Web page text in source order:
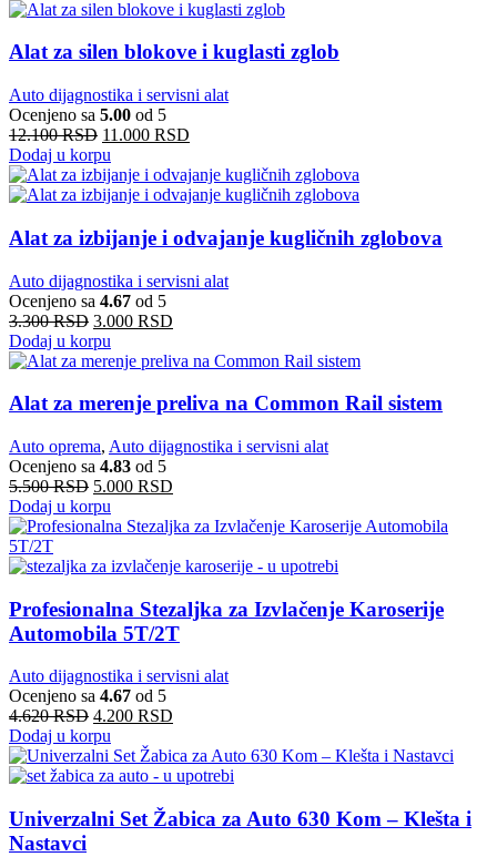
Alat za silen blokove i kuglasti zglob
Auto dijagnostika i servisni alat
Ocenjeno sa 5.00 od 5
12.100RSD 11.000 RSD
Dodaj u korpu
Alat za izbijanje i odvajanje kugličnih zglobova
Auto dijagnostika i servisni alat
Ocenjeno sa 4.67 od 5
3.300RSD 3.000 RSD
Dodaj u korpu
Alat za merenje preliva na Common Rail sistem
Auto oprema, Auto dijagnostika i servisni alat
Ocenjeno sa 4.83 od 5
5.500RSD 5.000 RSD
Dodaj u korpu
Profesionalna Stezaljka za Izvlačenje Karoserije
Automobila 5T/2T
Auto dijagnostika i servisni alat
Ocenjeno sa 4.67 od 5
4.620RSD 4.200 RSD
Dodaj u korpu
Univerzalni Set Žabica za Auto 630 Kom – Klešta i
Nastavci